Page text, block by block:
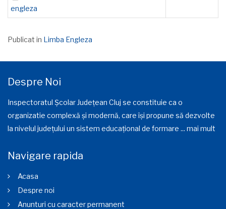
engleza
Publicat in Limba Engleza
Despre Noi
Inspectoratul Școlar Județean Cluj se constituie ca o
organizatie complexă și modernă, care își propune să dezvolte
la nivelul județului un sistem educațional de formare ... mai mult
Navigare rapida
Acasa
Despre noi
Anunturi cu caracter permanent